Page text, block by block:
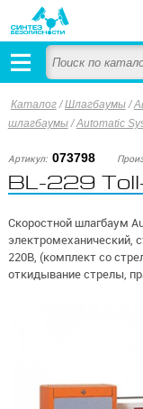
Каталог/Шлагбаумы /
шлагбаумы /Automatic
Артикул: 073798
BL-229
Скоростной шлагбаум
электромеханический,
220В, (комплект со
откидывание стрелы,